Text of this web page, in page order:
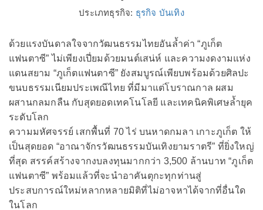
ประเภทธุรกิจ: ธุรกิจ บันเทิง
ด้วยแรงบันดาลใจจากวัฒนธรรมไทยอันล้ำค่า “ภูเก็ต
แฟนตาซี” ไม่เพียงเปี่ยมด้วยมนต์เสน่ห์ และความงดงามแห่ง
แดนสยาม “ภูเก็ตแฟนตาซี” ยังสมบูรณ์เพียบพร้อมด้วยศิลปะ
ขนบธรรมเนียมประเพณีไทย ที่มีมาแต่โบราณกาล ผสม
ผสานกลมกลืน กับสุดยอดเทคโนโลยี และเทคนิคพิเศษล้ำยุค
ระดับโลก
ความมหัศจรรย์ เสกพื้นที่ 70 ไร่ บนหาดกมลา เกาะภูเก็ต ให้
เป็นสุดยอด “อาณาจักรวัฒนธรรมบันเทิงยามราตรี” ที่ยิ่งใหญ่
ที่สุด สรรค์สร้างจากงบลงทุนมากกว่า 3,500 ล้านบาท “ภูเก็ต
แฟนตาซี” พร้อมแล้วที่จะนำอาคันตุกะทุกท่านสู่
ประสบการณ์ใหม่หลากหลายมิติที่ไม่อาจหาได้จากที่อื่นใด
ในโลก